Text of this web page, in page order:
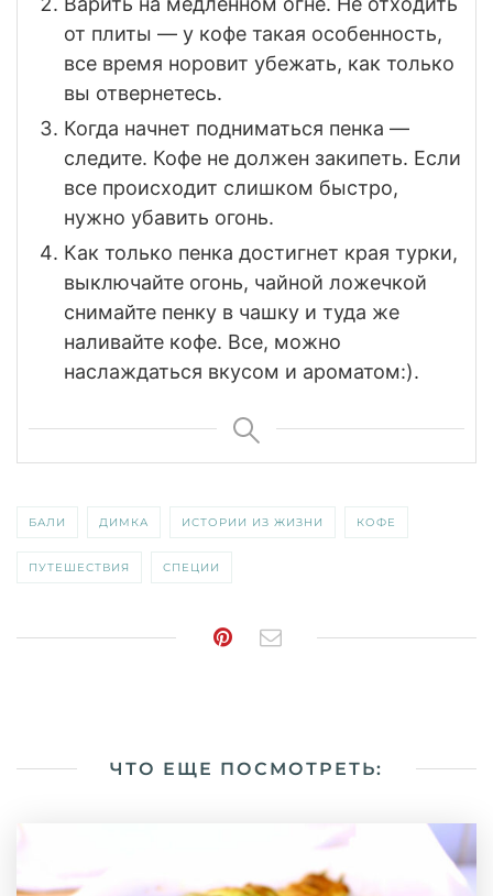
от плиты — у кофе такая особенность,
все время норовит убежать, как только
вы отвернетесь.
Когда начнет подниматься пенка —
следите. Кофе не должен закипеть. Если
все происходит слишком быстро,
нужно убавить огонь.
Как только пенка достигнет края турки,
выключайте огонь, чайной ложечкой
снимайте пенку в чашку и туда же
наливайте кофе. Все, можно
наслаждаться вкусом и ароматом:).
БАЛИ ДИМКА ИСТОРИИ ИЗ ЖИЗНИ КОФЕ
ПУТЕШЕСТВИЯ СПЕЦИИ
ЧТО ЕЩЕ ПОСМОТРЕТЬ: